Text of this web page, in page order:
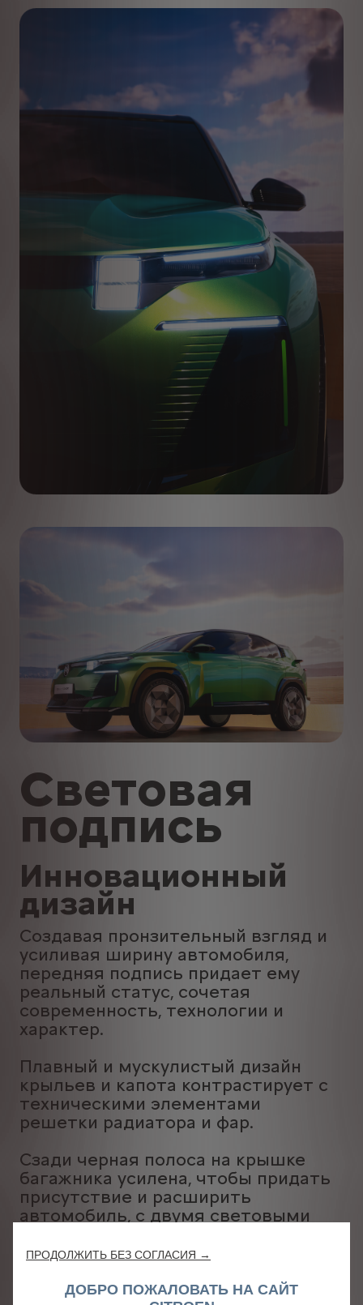
Световая
подпись
Инновационный
дизайн
Создавая пронзительный взгляд и
усиливая ширину автомобиля,
передняя подпись придает ему
реальный статус, сочетая
современность, технологии и
характер.
Плавный и мускулистый дизайн
крыльев и капота контрастирует с
техническими элементами
решетки радиатора и фар.
Сзади черная полоса на крышке
багажника усилена, чтобы придать
присутствие и расширить
автомобиль, с двумя световыми
по бокам, называемыми световыми
ПРОДОЛЖИТЬ БЕЗ СОГЛАСИЯ →
ДОБРО ПОЖАЛОВАТЬ НА САЙТ